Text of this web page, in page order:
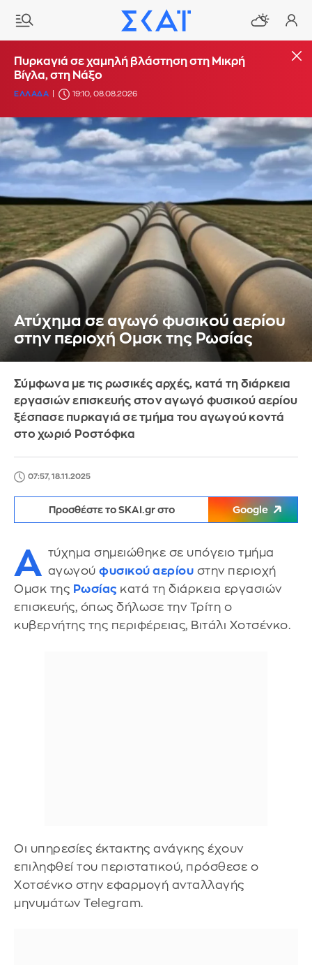
Πυρκαγιά σε χαμηλή βλάστηση στη Μικρή
Βίγλα, στη Νάξο
ΕΛΛΑΔΑ 19:10, 08.08.2026
Ατύχημα σε αγωγό φυσικού αερίου
στην περιοχή Ομσκ της Ρωσίας
Σύμφωνα με τις ρωσικές αρχές, κατά τη διάρκεια
εργασιών επισκευής στον αγωγό φυσικού αερίου
ξέσπασε πυρκαγιά σε τμήμα του αγωγού κοντά
στο χωριό Ροστόφκα
07:57, 18.11.2025
Προσθέστε το SKAI.gr στο Google
Α τύχημα σημειώθηκε σε υπόγειο τμήμα
αγωγού φυσικού αερίου στην περιοχή
Ομσκ της Ρωσίας κατά τη διάρκεια εργασιών
επισκευής, όπως δήλωσε την Τρίτη ο
κυβερνήτης της περιφέρειας, Βιτάλι Χοτσένκο.
Οι υπηρεσίες έκτακτης ανάγκης έχουν
επιληφθεί του περιστατικού, πρόσθεσε ο
Χοτσένκο στην εφαρμογή ανταλλαγής
μηνυμάτων Telegram.